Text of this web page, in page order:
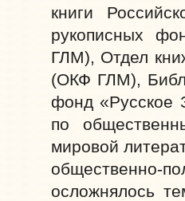
книги
рукописных
ГЛМ), Отдел
(ОКФ ГЛМ),
фонд «Русское
по
мировой
общественно-
осложнялось